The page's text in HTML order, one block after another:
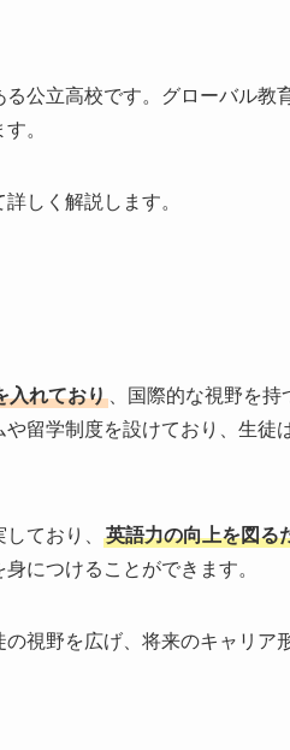
公立高校です。グローバル教
。
しく解説します。
入れており
、国際的な視野を
留学制度を設けており、生徒
ており、 英語力の向上を図る
につけることができます。
視野を広げ、将来のキャリア